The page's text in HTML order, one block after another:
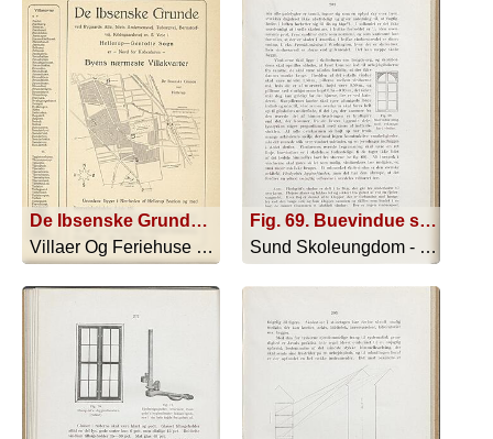
De Ibsenske Grunde ved Rygaards Allé, Niels Andersensvej, Tuborgvej, Bernstorf- vej, Kildegaardsvej m. fl. Veje i Hellerup — Gentofte Sogn er - Nord for København - Byens nærmeste Villakvarter
Villaer Og Feriehuse - 1916
Fig. 69. Buevindue smlg. med rektangu-lært vindue.
Sund Skoleungdom - 1917